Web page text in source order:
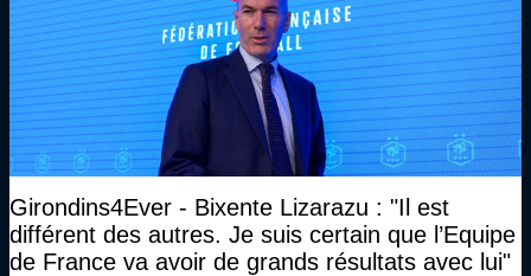
Girondins4Ever - Bixente Lizarazu : "Il est
différent des autres. Je suis certain que l’Equipe
de France va avoir de grands résultats avec lui"